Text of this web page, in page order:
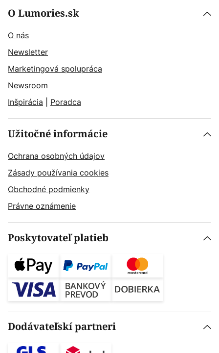
O Lumories.sk
O nás
Newsletter
Marketingová spolupráca
Newsroom
Inšpirácia
Poradca
Užitočné informácie
Ochrana osobných údajov
Zásady používania cookies
Obchodné podmienky
Právne oznámenie
Poskytovateľ platieb
Dodávateľskí partneri